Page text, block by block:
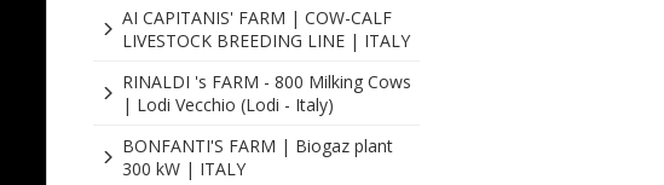
AI CAPITANIS' FARM | COW-CALF
LIVESTOCK BREEDING LINE | ITALY
RINALDI 's FARM - 800 Milking Cows
| Lodi Vecchio (Lodi - Italy)
BONFANTI'S FARM | Biogaz plant
300 kW | ITALY